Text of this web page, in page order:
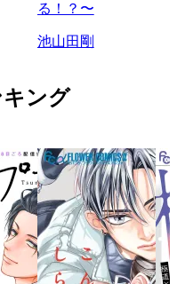
る！？〜
池山田剛
ング